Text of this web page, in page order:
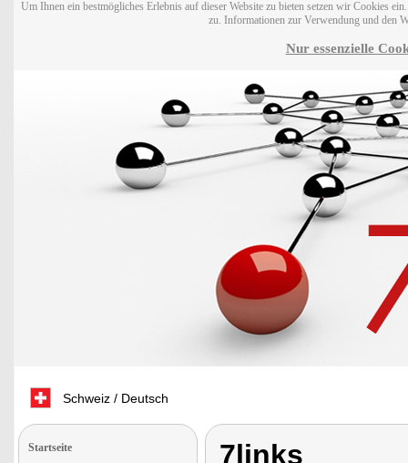
Um Ihnen ein bestmögliches Erlebnis auf dieser Website zu bieten setzen wir Cookies
zu. Informationen zur Verwendung und den
Nur essenzielle
Schweiz / Deutsch
Startseite 7links